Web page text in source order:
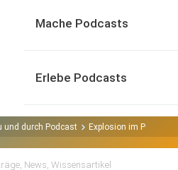
Mache Podcasts
Erlebe Podcasts
und durch Podcast Explosion im Penis &